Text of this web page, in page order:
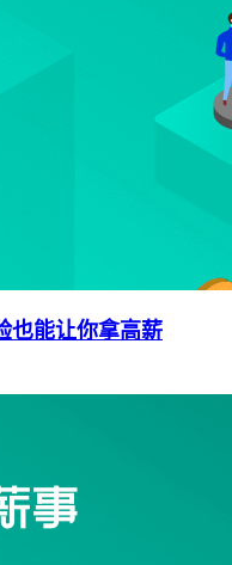
也能让你拿高薪